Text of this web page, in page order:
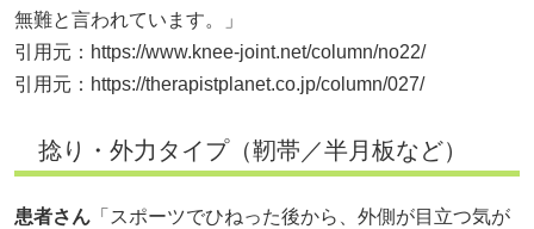
無難と言われています。」
引用元： https://www.knee-joint.net/column/no22/
引用元： https://therapistplanet.co.jp/column/027/
捻り・外力タイプ（靭帯／半月板など）
患者さん 「スポーツでひねった後から、外側が目立つ気が